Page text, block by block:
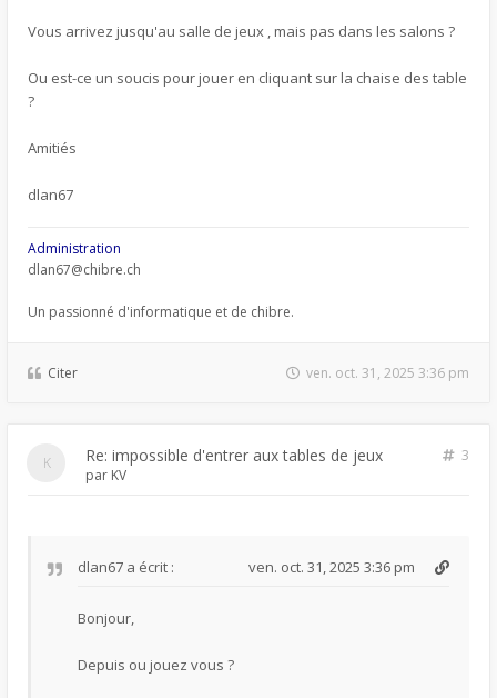
Vous arrivez jusqu'au salle de jeux , mais pas dans les salons ?
Ou est-ce un soucis pour jouer en cliquant sur la chaise des table
?
Amitiés
dlan67
Administration
dlan67@chibre.ch
Un passionné d'informatique et de chibre.
Citer ven. oct. 31, 2025 3:36 pm
Re: impossible d'entrer aux tables de jeux
3
par KV
dlan67 a écrit : ven. oct. 31, 2025 3:36 pm
Bonjour,
Depuis ou jouez vous ?